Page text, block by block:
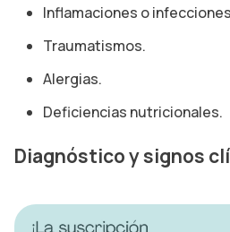
Inflamaciones o
Traumatismos.
Alergias.
Deficiencias nutricionales.
Diagnóstico y signos